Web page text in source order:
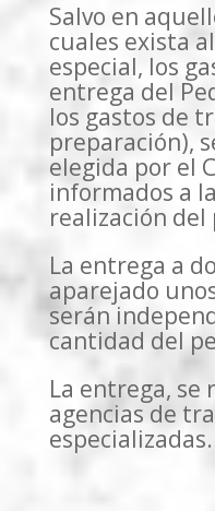
Salvo en
cuales exista
especial, los
entrega del
los gastos de
preparación),
elegida por el
informados a
realización del
La entrega a
aparejado
serán
cantidad del
La entrega, se
agencias de
especializadas.